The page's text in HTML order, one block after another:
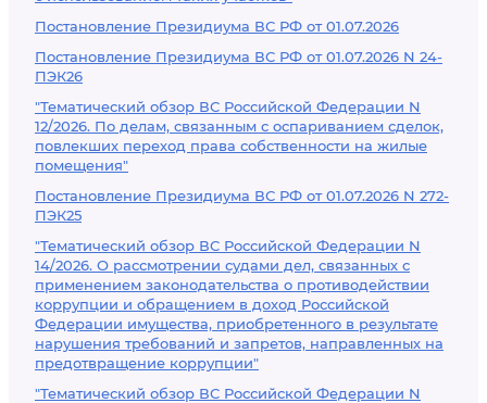
Постановление Президиума ВС РФ от 01.07.2026
Постановление Президиума ВС РФ от 01.07.2026 N 24-
ПЭК26
"Тематический обзор ВС Российской Федерации N
12/2026. По делам, связанным с оспариванием сделок,
повлекших переход права собственности на жилые
помещения"
Постановление Президиума ВС РФ от 01.07.2026 N 272-
ПЭК25
"Тематический обзор ВС Российской Федерации N
14/2026. О рассмотрении судами дел, связанных с
применением законодательства о противодействии
коррупции и обращением в доход Российской
Федерации имущества, приобретенного в результате
нарушения требований и запретов, направленных на
предотвращение коррупции"
"Тематический обзор ВС Российской Федерации N